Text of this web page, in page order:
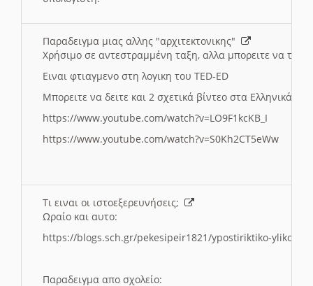
Παραδειγμα μιας αλλης "αρχιτεκτονικης"
Χρήσιμο σε αντεστραμμένη ταξη, αλλα μπορειτε να το
Ειναι φτιαγμενο στη λογικη του TED-ED
Μπορειτε να δειτε και 2 σχετικά βίντεο στα Ελληνικά:
https://www.youtube.com/watch?v=LO9F1kcKB_I
https://www.youtube.com/watch?v=S0Kh2CT5eWw
Τι ειναι οι ιστοεξερευνήσεις;
Ωραίο και αυτο:
https://blogs.sch.gr/pekesipeir1821/ypostiriktiko-yliko/
Παραδειγμα απο σχολείο: